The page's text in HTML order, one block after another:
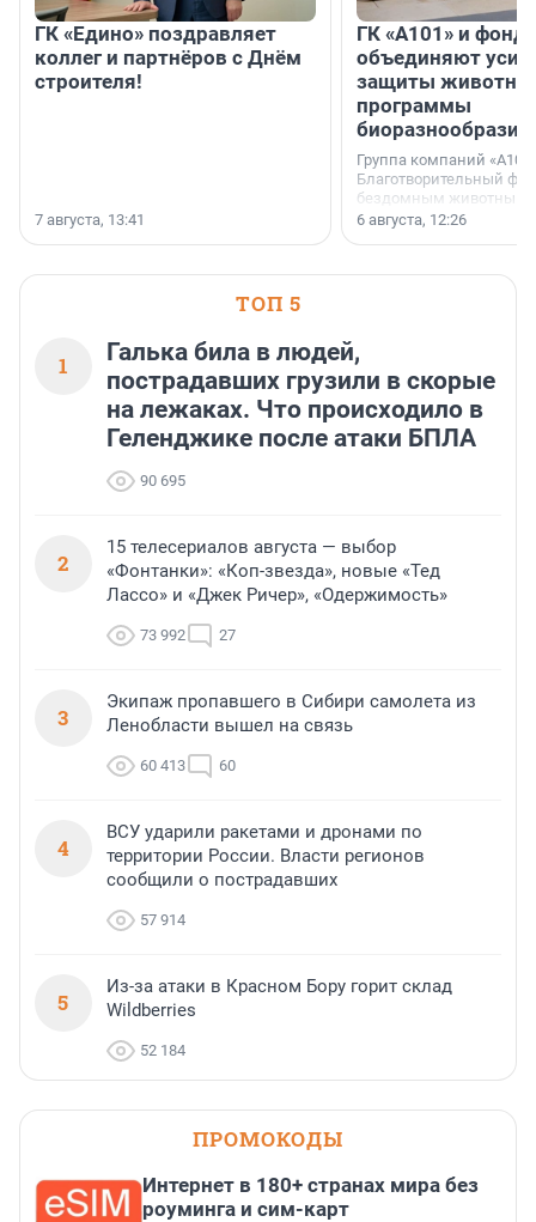
ГК «Едино» поздравляет
коллег и партнёров с Днём
строителя!
7 августа, 13:41
ГК «А101» и фонд
объединяют
защиты
программы
биоразнообразия
Группа компаний
Благотворительный
бездомным животным
заключили соглашение
6 августа, 12:26
ТОП 5
1
Галька била в людей,
пострадавших грузили в скорые
на лежаках. Что происходило в
Геленджике после атаки БПЛА
90 695
2
15 телесериалов августа — выбор
«Фонтанки»: «Коп-звезда», новые «Тед
Лассо» и «Джек Ричер», «Одержимость»
73 992 27
3
Экипаж пропавшего в Сибири самолета из
Ленобласти вышел на связь
60 413 60
4
ВСУ ударили ракетами и дронами по
территории России. Власти регионов
сообщили о пострадавших
57 914
5
Из-за атаки в Красном Бору горит склад
Wildberries
52 184
ПРОМОКОДЫ
Интернет в 180+ странах мира без
роуминга и сим-карт